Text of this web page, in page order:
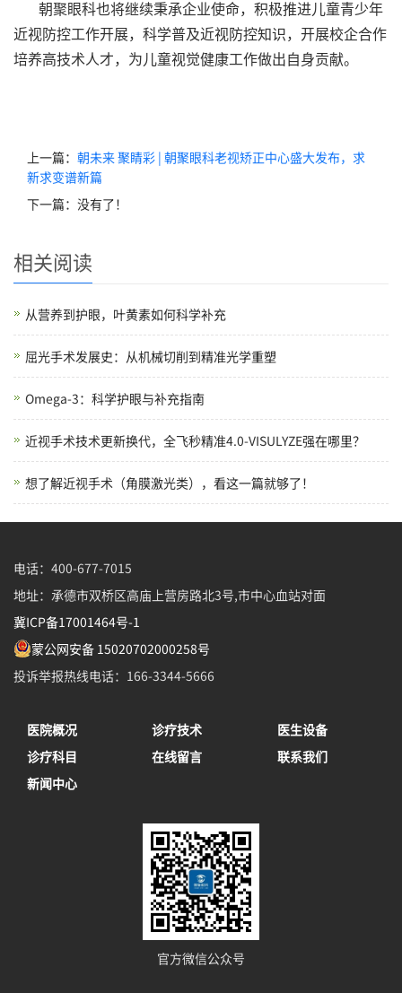
朝聚眼科也将继续秉承企业使命，积极推进儿童青少年
近视防控工作开展，科学普及近视防控知识，开展校企合作
培养高技术人才，为儿童视觉健康工作做出自身贡献。
上一篇： 朝未来 聚睛彩 | 朝聚眼科老视矫正中心盛大发布，求
新求变谱新篇
下一篇：没有了！
相关阅读
从营养到护眼，叶黄素如何科学补充
屈光手术发展史：从机械切削到精准光学重塑
Omega-3：科学护眼与补充指南
近视手术技术更新换代，全飞秒精准4.0-VISULYZE强在哪里？
想了解近视手术（角膜激光类），看这一篇就够了！
电话：400-677-7015
地址：承德市双桥区高庙上营房路北3号,市中心血站对面
冀ICP备17001464号-1
蒙公网安备 15020702000258号
投诉举报热线电话：166-3344-5666
医院概况 诊疗技术
医生设备
诊疗科目
在线留言
联系我们
新闻中心
官方微信公众号